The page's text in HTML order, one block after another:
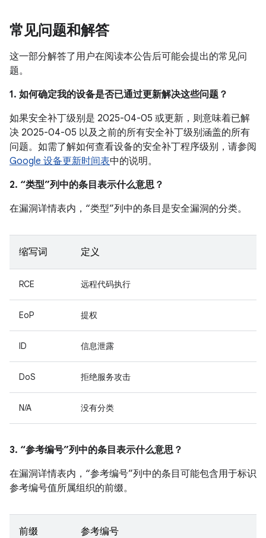
常见问题和解答
这一部分解答了用户在阅读本公告后可能会提出的常见问
题。
1. 如何确定我的设备是否已通过更新解决这些问题？
如果安全补丁级别是 2025-04-05 或更新，则意味着已解
决 2025-04-05 以及之前的所有安全补丁级别涵盖的所有
问题。如需了解如何查看设备的安全补丁程序级别，请参阅
Google 设备更新时间表中的说明。
2. “类型”列中的条目表示什么意思？
在漏洞详情表内，“类型”列中的条目是安全漏洞的分类。
缩写词 定义
RCE 远程代码执行
EoP 提权
ID 信息泄露
DoS 拒绝服务攻击
N/A 没有分类
3. “参考编号”列中的条目表示什么意思？
在漏洞详情表内，“参考编号”列中的条目可能包含用于标识
参考编号值所属组织的前缀。
前缀 参考编号